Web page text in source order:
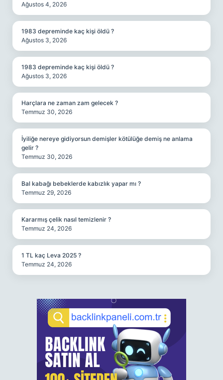
Ağustos 4, 2026
1983 depreminde kaç kişi öldü ?
Ağustos 3, 2026
1983 depreminde kaç kişi öldü ?
Ağustos 3, 2026
Harçlara ne zaman zam gelecek ?
Temmuz 30, 2026
İyiliğe nereye gidiyorsun demişler kötülüğe demiş ne anlama
gelir ?
Temmuz 30, 2026
Bal kabağı bebeklerde kabızlık yapar mı ?
Temmuz 29, 2026
Kararmış çelik nasıl temizlenir ?
Temmuz 24, 2026
1 TL kaç Leva 2025 ?
Temmuz 24, 2026